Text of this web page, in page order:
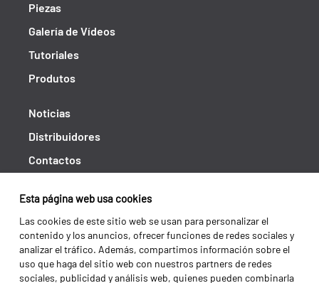
Esta página web usa cookies
Las cookies de este sitio web se usan para personalizar el
contenido y los anuncios, ofrecer funciones de redes sociales y
analizar el tráfico. Además, compartimos información sobre el
uso que haga del sitio web con nuestros partners de redes
sociales, publicidad y análisis web, quienes pueden combinarla
Piezas
Galería de Vídeos
Tutoriales
Produtos
Noticias
Distribuidores
Contactos
Shipping returns
Política de privacidad
Términos y condiciones